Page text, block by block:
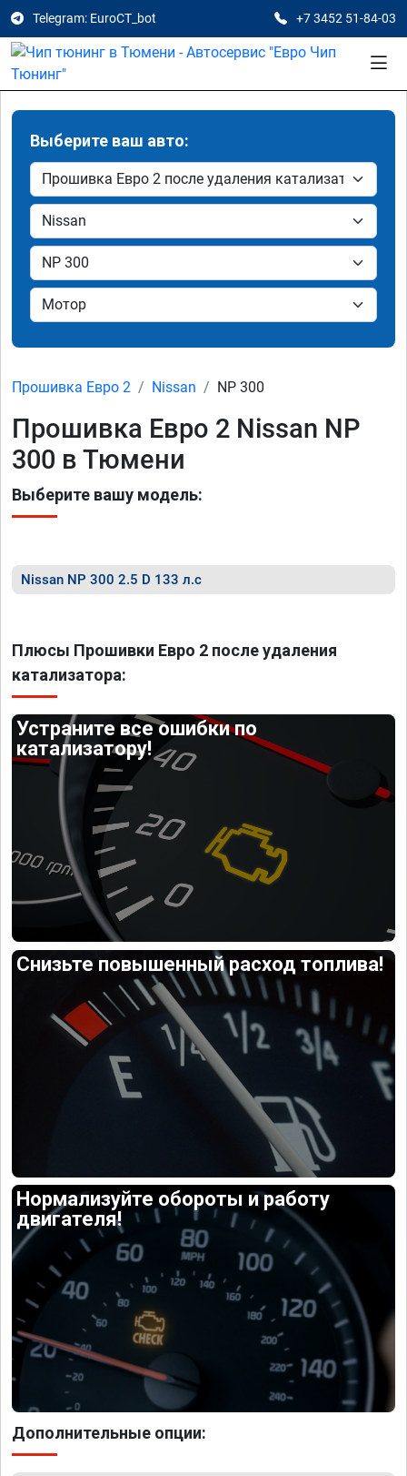
Telegram: EuroCT_bot +7 3452 51-84-03
Выберите ваш авто:
Прошивка Евро 2 Nissan NP 300
Прошивка Евро 2 Nissan NP
300 в Тюмени
Выберите вашу модель:
Nissan NP 300 2.5 D 133 л.с
Плюсы Прошивки Евро 2 после удаления
катализатора:
Устраните все ошибки по
катализатору!
Снизьте повышенный расход топлива!
Нормализуйте обороты и работу
двигателя!
Дополнительные опции: